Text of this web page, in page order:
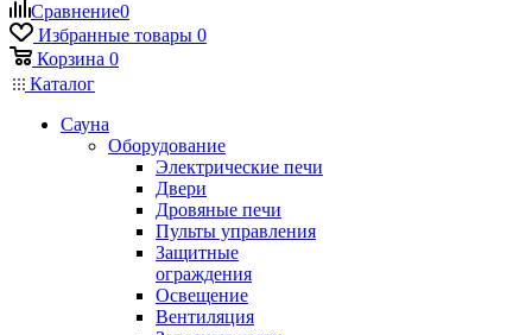
Сравнение0
Избранные товары 0
Корзина 0
Каталог
Сауна
Оборудование
Электрические печи
Двери
Дровяные печи
Пульты управления
Защитные
ограждения
Освещение
Вентиляция